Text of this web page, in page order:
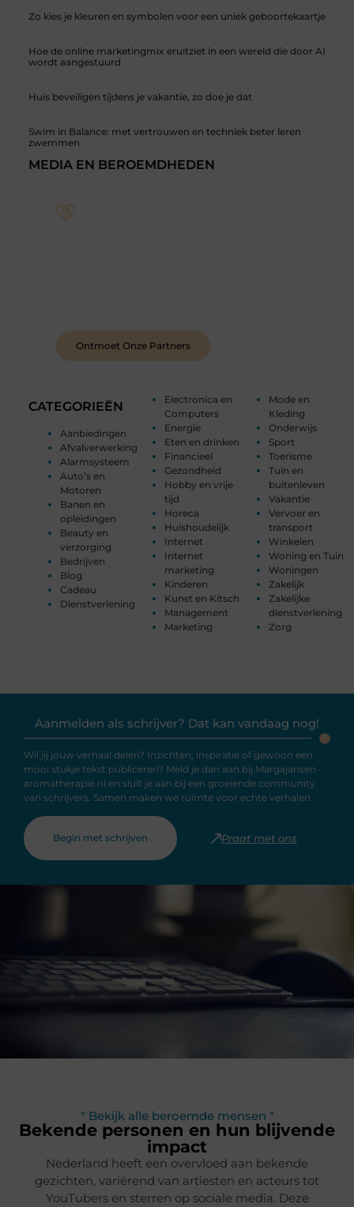
Zo kies je kleuren en symbolen voor een uniek geboortekaartje
Hoe de online marketingmix eruitziet in een wereld die door AI
wordt aangestuurd
Huis beveiligen tijdens je vakantie, zo doe je dat
Swim in Balance: met vertrouwen en techniek beter leren
zwemmen
CATEGORIEËN
Aanbiedingen
Afvalverwerking
Alarmsysteem
Auto’s en
Motoren
Banen en
opleidingen
Beauty en
verzorging
Bedrijven
Blog
Cadeau
Dienstverlening
Electronica en
Computers
Energie
Eten en drinken
Financieel
Gezondheid
Hobby en vrije
tijd
Horeca
Huishoudelijk
Internet
Internet
marketing
Kinderen
Kunst en Kitsch
Management
Marketing
Mode en
Kleding
Onderwijs
Sport
Toerisme
Tuin en
buitenleven
Vakantie
Vervoer en
transport
Winkelen
Woning en Tuin
Woningen
Zakelijk
Zakelijke
dienstverlening
Zorg
MEDIA EN BEROEMDHEDEN
Ontmoet Onze Partners
Aanmelden als schrijver? Dat kan vandaag nog!
Wil jij jouw verhaal delen? Inzichten, inspiratie of gewoon een
mooi stukje tekst publiceren? Meld je dan aan bij Margajansen-
aromatherapie.nl en sluit je aan bij een groeiende community
van schrijvers. Samen maken we ruimte voor echte verhalen.
Begin met schrijven Praat met ons
" Bekijk alle beroemde mensen "
Bekende personen en hun blijvende
impact
Nederland heeft een overvloed aan bekende
gezichten, variërend van artiesten en acteurs tot
YouTubers en sterren op sociale media. Deze